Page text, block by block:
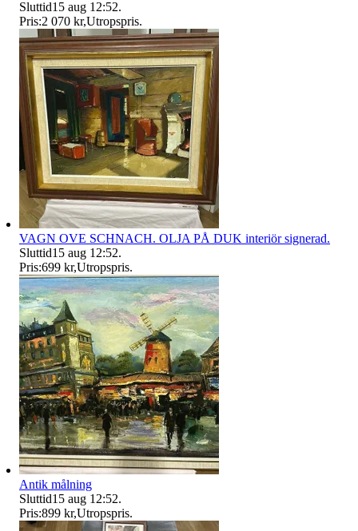
Sluttid15 aug 12:52.
Pris:2 070 kr,Utropspris.
VAGN OVE SCHNACH. OLJA PÅ DUK interiör signerad.
Sluttid15 aug 12:52.
Pris:699 kr,Utropspris.
Antik målning
Sluttid15 aug 12:52.
Pris:899 kr,Utropspris.